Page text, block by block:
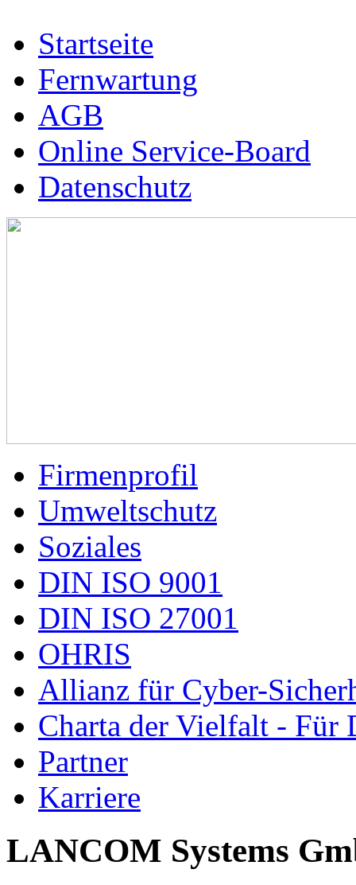
Startseite
Fernwartung
AGB
Online Service-Board
Datenschutz
Firmenprofil
Umweltschutz
Soziales
DIN ISO 9001
DIN ISO 27001
OHRIS
Allianz für Cyber-
Charta der Vielfalt - Für
Partner
Karriere
LANCOM Systems